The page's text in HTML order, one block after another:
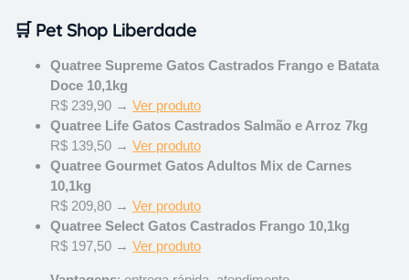
🛒 Pet Shop Liberdade
Quatree Supreme Gatos Castrados Frango e Batata
Doce 10,1kg
R$ 239,90 → Ver produto
Quatree Life Gatos Castrados Salmão e Arroz 7kg
R$ 139,50 → Ver produto
Quatree Gourmet Gatos Adultos Mix de Carnes
10,1kg
R$ 209,80 → Ver produto
Quatree Select Gatos Castrados Frango 10,1kg
R$ 197,50 → Ver produto